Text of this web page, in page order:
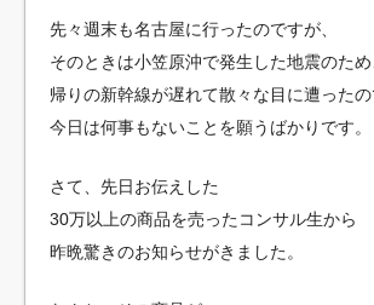
先々週末も名古屋に行ったのですが、
そのときは小笠原沖で発生した地震のため
帰りの新幹線が遅れて散々な目に遭ったの
今日は何事もないことを願うばかりです。
さて、先日お伝えした
30万以上の商品を売ったコンサル生から
昨晩驚きのお知らせがきました。